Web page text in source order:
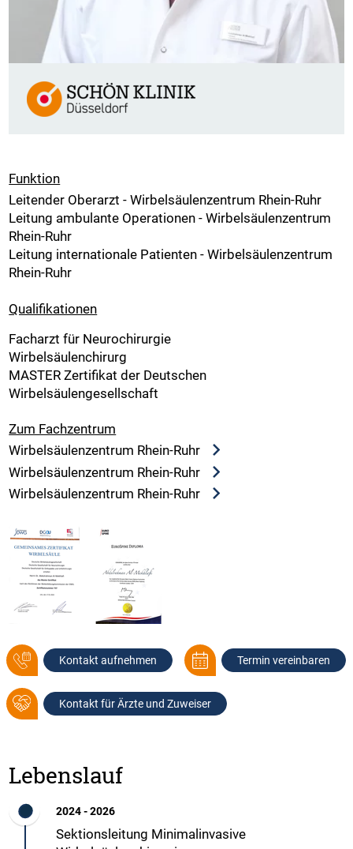
Funktion
Leitender Oberarzt - Wirbelsäulenzentrum Rhein-Ruhr
Leitung ambulante Operationen - Wirbelsäulenzentrum
Rhein-Ruhr
Leitung internationale Patienten - Wirbelsäulenzentrum
Rhein-Ruhr
Qualifikationen
Facharzt für Neurochirurgie
Wirbelsäulenchirurg
MASTER Zertifikat der Deutschen
Wirbelsäulengesellschaft
Zum Fachzentrum
Wirbelsäulenzentrum Rhein-Ruhr
Wirbelsäulenzentrum Rhein-Ruhr
Wirbelsäulenzentrum Rhein-Ruhr
Kontakt aufnehmen Termin vereinbaren
Kontakt für Ärzte und Zuweiser
Lebenslauf
2024 - 2026
Sektionsleitung Minimalinvasive